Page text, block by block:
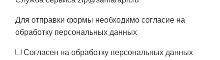
Для отправки формы необходимо согласие на
обработку персональных данных
Согласен на обработку персональных данных